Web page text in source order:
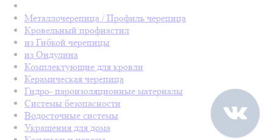
Металлочерепица / Профиль черепица
Кровельный профнастил
из Гибкой черепицы
из Ондулина
Комплектующие для кровли
Керамическая черепица
Гидро- пароизоляционные материалы
Системы безопасности
Водосточные системы
Украшения для дома